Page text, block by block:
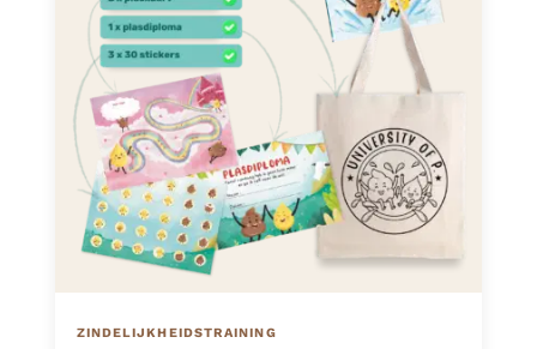
ZINDELIJKHEIDSTRAINING